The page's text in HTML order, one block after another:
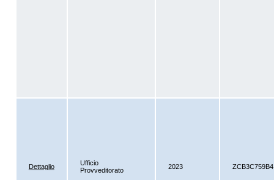
Dettaglio
Ufficio
Provveditorato
2023 ZCB3C759B4